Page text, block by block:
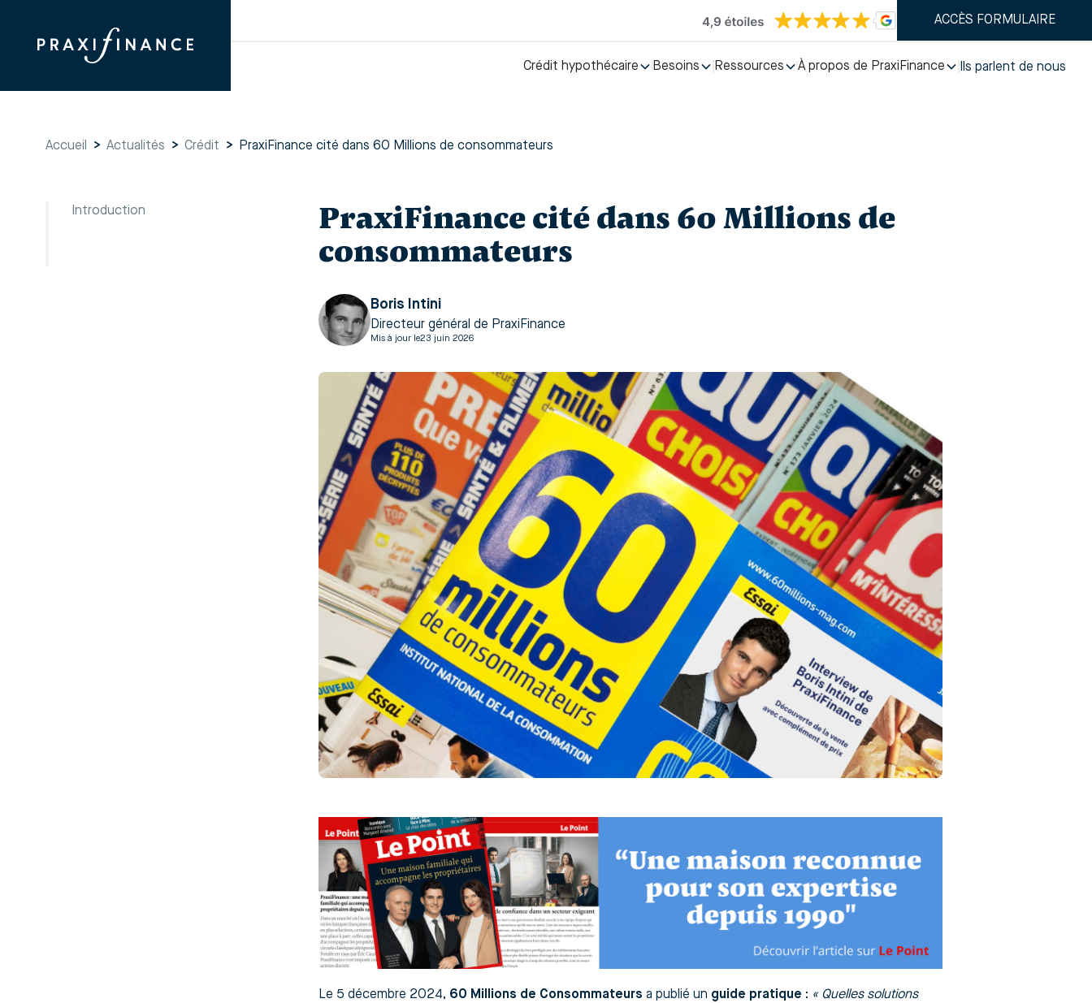
ACCÈS FORMULAIRE
Crédit hypothécaire Besoins Ressources À propos de PraxiFinance Ils parlent de nous
Accueil > Actualités > Crédit > PraxiFinance cité dans 60 Millions de consommateurs
Introduction
PraxiFinance cité dans 60 Millions de
consommateurs
Boris Intini
Directeur général de PraxiFinance
Mis à jour le23 juin 2026
Le 5 décembre 2024, 60 Millions de Consommateurs a publié un guide pratique : « Quelles solutions